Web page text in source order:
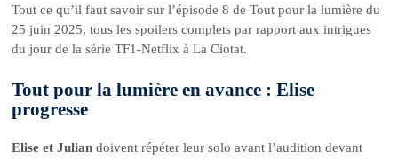
Tout ce qu’il faut savoir sur l’épisode 8 de Tout pour la lumière du
25 juin 2025, tous les spoilers complets par rapport aux intrigues
du jour de la série TF1-Netflix à La Ciotat.
Tout pour la lumière en avance : Elise
progresse
Elise et Julian doivent répéter leur solo avant l’audition devant